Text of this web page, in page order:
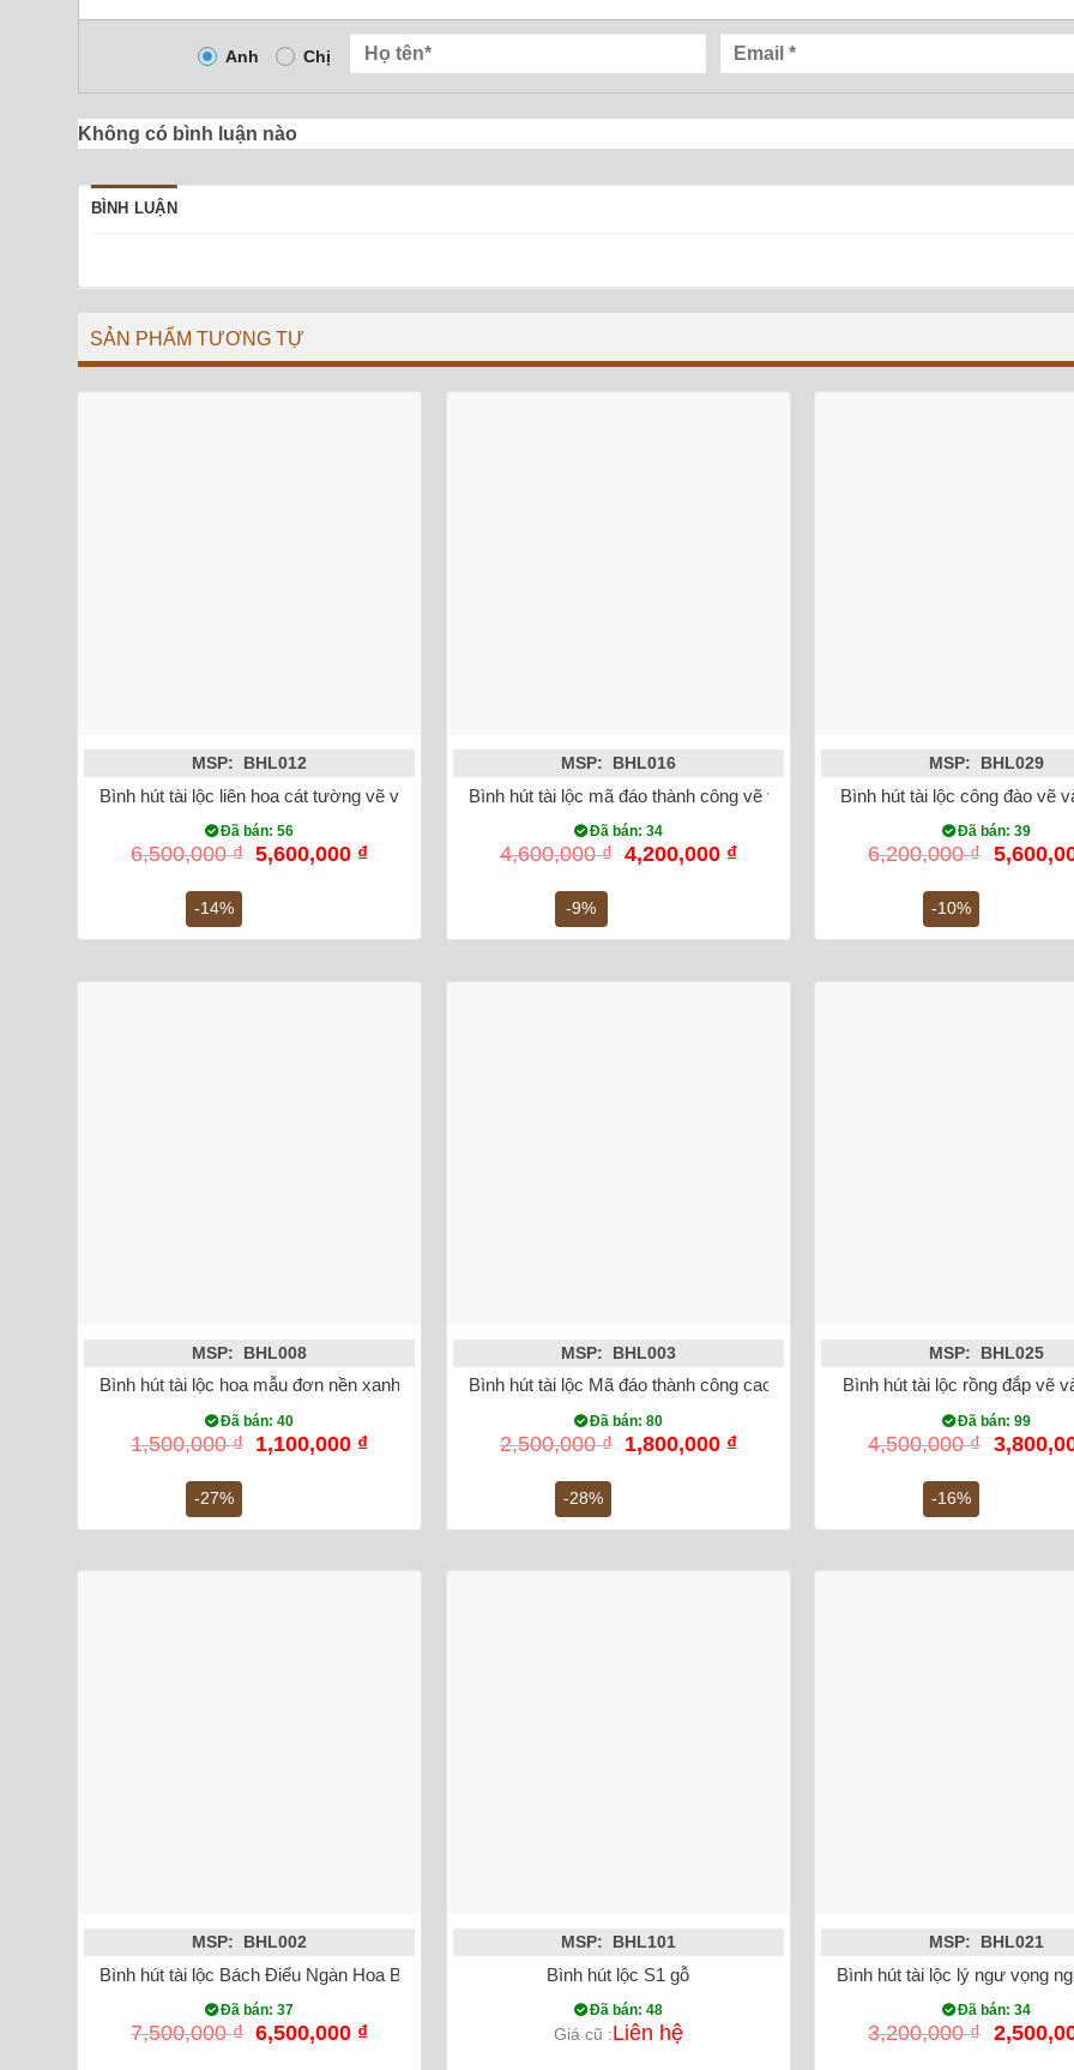
Anh Chị
Không có bình luận nào
BÌNH LUẬN
SẢN PHẨM TƯƠNG TỰ
-14%
MSP: BHL012
Bình hút tài lộc liên hoa cát tường vẽ vàng kim 24K
Đã bán: 56
6,500,000₫ Giá
5,600,000 ₫Giá
5,600,000 ₫.
-9%
MSP: BHL016
Bình hút tài lộc mã đáo thành công vẽ vàng kim 24K
Đã bán: 34
4,600,000₫ Giá
4,200,000 ₫Giá
4,200,000 ₫.
-10%
MSP: BHL029
Bình hút tài lộc công đào vẽ
Đã bán: 39
6,200,000₫ Giá
-27%
MSP: BHL008
Bình hút tài lộc hoa mẫu đơn nền xanh vẽ hoa dây
Đã bán: 40
1,500,000₫ Giá
1,100,000 ₫Giá
1,100,000 ₫.
-28%
MSP: BHL003
Bình hút tài lộc Mã đáo thành công cao 23cm Bát Tràng (vàng 18k)
Đã bán: 80
2,500,000₫ Giá
1,800,000 ₫Giá
1,800,000 ₫.
-16%
MSP: BHL025
Bình hút tài lộc rồng đắp vẽ
Đã bán: 99
4,500,000₫ Giá
MSP: BHL002
Bình hút tài lộc Bách Điểu Ngàn Hoa Bát Tràng cao 45cm Mạ vàng 18k
Đã bán: 37
7,500,000₫ Giá
6,500,000 ₫Giá
MSP: BHL101
Bình hút lộc S1 gỗ
Đã bán: 48
Giá cũ :Liên hệ
MSP: BHL021
Bình hút tài lộc lý ngư vọng
Đã bán: 34
3,200,000₫ Giá